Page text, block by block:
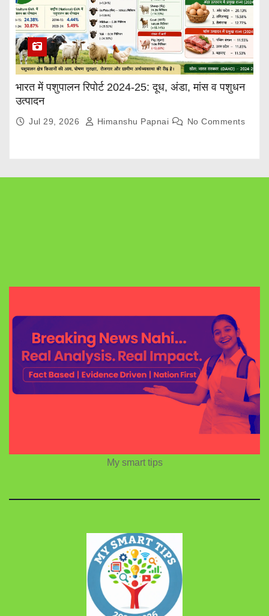
भारत में पशुपालन रिपोर्ट 2024-25: दूध, अंडा, मांस व पशुधन
उत्पादन
Jul 29, 2026 Himanshu Papnai No Comments
My smart tips